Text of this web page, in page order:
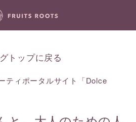
トップに戻る
ティポータルサイト「Dolce